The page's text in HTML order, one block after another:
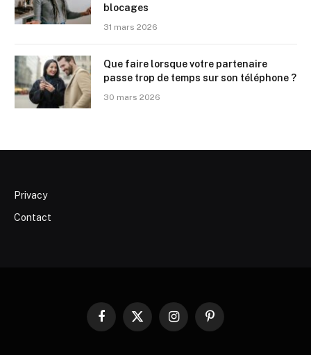
blocages
31 mars 2026
Que faire lorsque votre partenaire
passe trop de temps sur son téléphone ?
30 mars 2026
Privacy
Contact
Facebook
X
InstagramPinterest